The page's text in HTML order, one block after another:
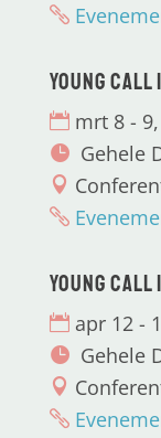
Young
mrt 8 -
Gehele
Young
apr 12 -
Gehele